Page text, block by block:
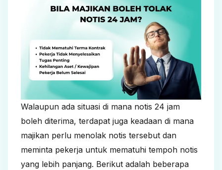
Walaupun ada situasi di mana notis 24 jam
boleh diterima, terdapat juga keadaan di mana
majikan perlu menolak notis tersebut dan
meminta pekerja untuk mematuhi tempoh notis
yang lebih panjang. Berikut adalah beberapa